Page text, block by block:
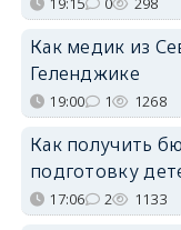
Как медик из
Геленджике
19:00 1 1268
Как получить
подготовку
17:06 2 1133